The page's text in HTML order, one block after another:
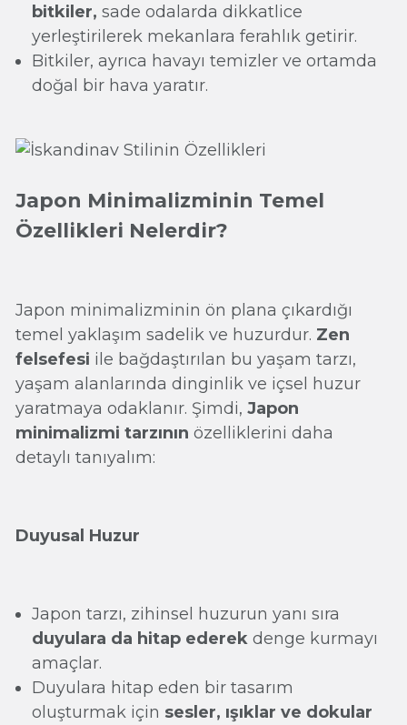
bitkiler, sade odalarda dikkatlice
yerleştirilerek mekanlara ferahlık getirir.
Bitkiler, ayrıca havayı temizler ve ortamda
doğal bir hava yaratır.
Japon Minimalizminin Temel
Özellikleri Nelerdir?
Japon minimalizminin ön plana çıkardığı
temel yaklaşım sadelik ve huzurdur. Zen
felsefesi ile bağdaştırılan bu yaşam tarzı,
yaşam alanlarında dinginlik ve içsel huzur
yaratmaya odaklanır. Şimdi, Japon
minimalizmi tarzının özelliklerini daha
detaylı tanıyalım:
Duyusal Huzur
Japon tarzı, zihinsel huzurun yanı sıra
duyulara da hitap ederek denge kurmayı
amaçlar.
Duyulara hitap eden bir tasarım
oluşturmak için sesler, ışıklar ve dokular